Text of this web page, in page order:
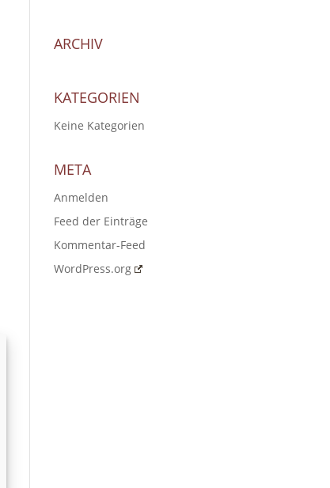
ARCHIV
KATEGORIEN
Keine Kategorien
META
Anmelden
Feed der Einträge
Kommentar-Feed
WordPress.org